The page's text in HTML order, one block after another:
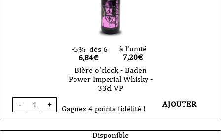
-5% dès 6
6,84€
à l'unité
7,20€
Bière o'clock - Baden
Power Imperial Whisky -
33cl VP
-
quantité
de
-
+ Gagnez 4 points fidélité ! AJOUTER
Disponible